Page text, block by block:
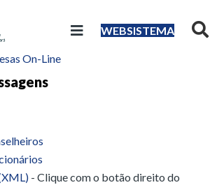
WEBSISTEMA
On-Line
- Clique com o botão direito do